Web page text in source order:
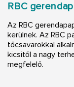
RBC
Az RBC
kerülnek. Az RBC
tőcsavarokkal
kicsitől a nagy
megfelelő.